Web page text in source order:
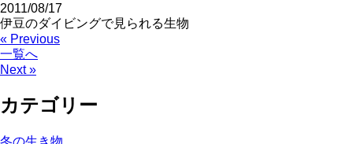
2011/08/17
伊豆のダイビングで見られる生物
« Previous
一覧へ
Next »
カテゴリー